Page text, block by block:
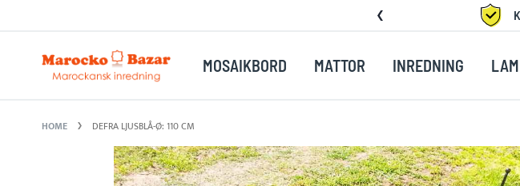
MOSAIKBORD MATTOR INREDNING
HOME DEFRA LJUSBLÅ-Ø: 110 CM